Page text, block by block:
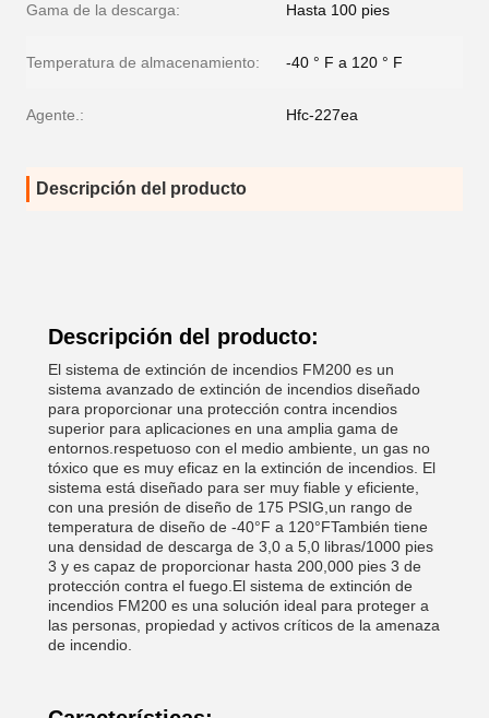
Gama de la descarga: Hasta 100 pies
Temperatura de almacenamiento: -40 ° F a 120 ° F
Agente.: Hfc-227ea
Descripción del producto
Descripción del producto:
El sistema de extinción de incendios FM200 es un
sistema avanzado de extinción de incendios diseñado
para proporcionar una protección contra incendios
superior para aplicaciones en una amplia gama de
entornos.respetuoso con el medio ambiente, un gas no
tóxico que es muy eficaz en la extinción de incendios. El
sistema está diseñado para ser muy fiable y eficiente,
con una presión de diseño de 175 PSIG,un rango de
temperatura de diseño de -40°F a 120°FTambién tiene
una densidad de descarga de 3,0 a 5,0 libras/1000 pies
3 y es capaz de proporcionar hasta 200,000 pies 3 de
protección contra el fuego.El sistema de extinción de
incendios FM200 es una solución ideal para proteger a
las personas, propiedad y activos críticos de la amenaza
de incendio.